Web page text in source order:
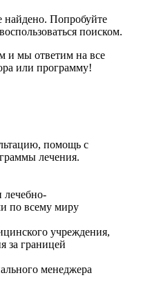
найдено. Попробуйте
поиском.
и мы ответим на все
или программу!
помощь с
лечения.
лечебно-
по всему миру
учреждения,
за границей
менеджера